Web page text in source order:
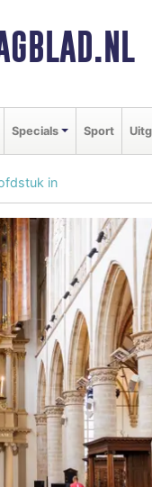
Specials Sport
in